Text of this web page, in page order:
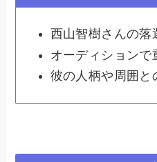
西山智樹さんの落
オーディションで
彼の人柄や周囲と